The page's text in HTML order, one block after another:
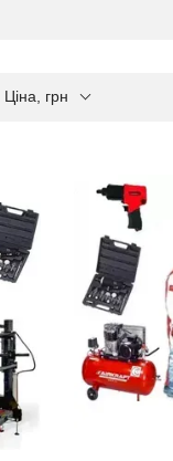
Ціна, грн